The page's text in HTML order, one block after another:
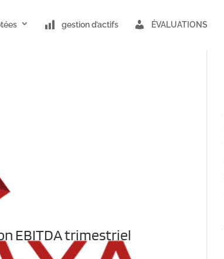
gestion d’actifs ÉVALUATIONS
EBITDA trimestriel